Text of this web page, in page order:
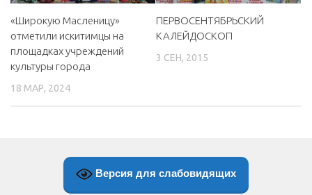
«Широкую Масленицу»
отметили искитимцы на
площадках учреждений
культуры города
18 МАР, 2024
ПЕРВОСЕНТЯБРЬСКИЙ
КАЛЕЙДОСКОП
3 СЕН, 2015
Версия для слабовидящих